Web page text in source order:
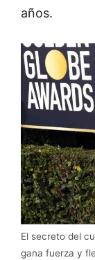
años.
El secreto del
gana fuerza y